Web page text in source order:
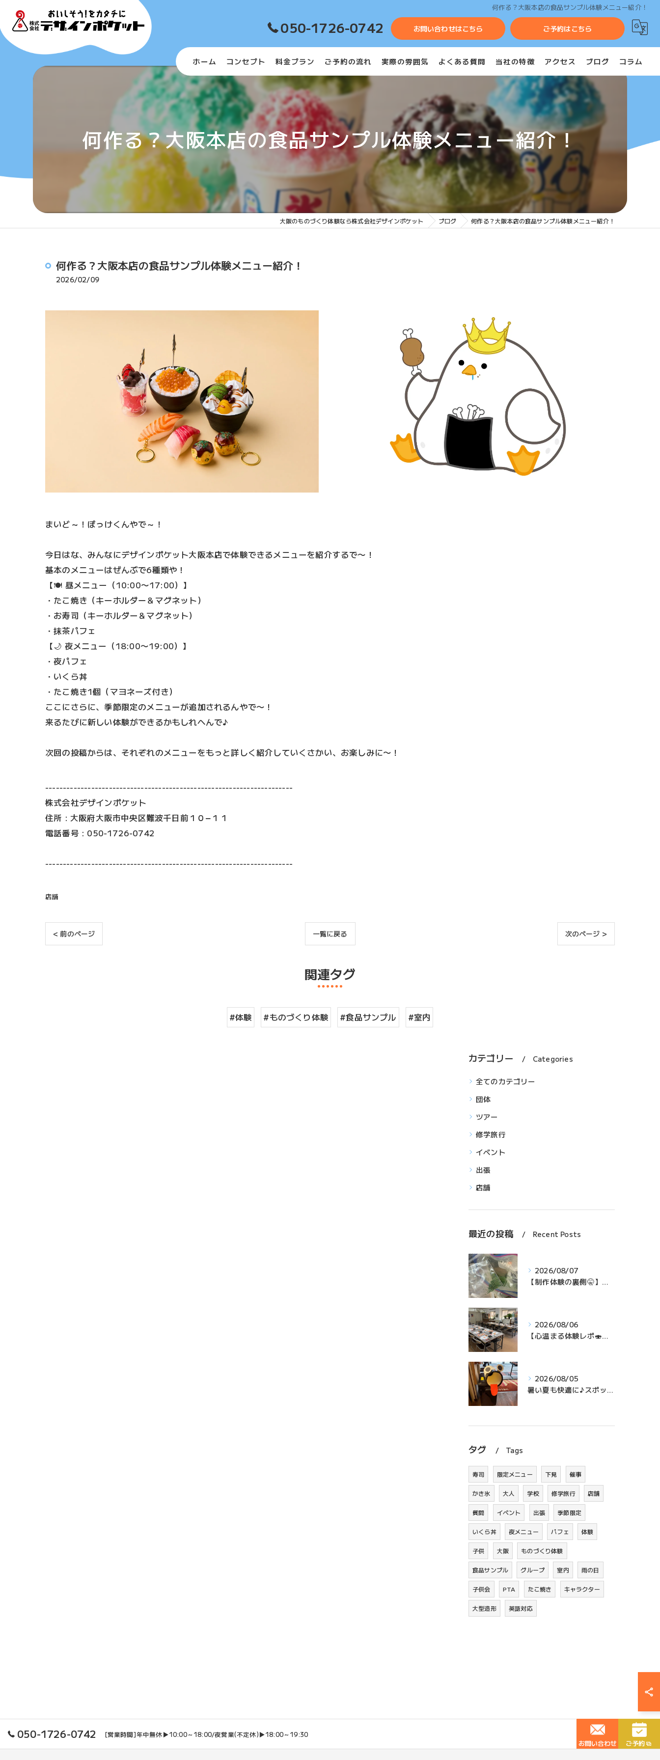
何作る？大阪本店の食品サンプル体験メニュー紹介！
050-1726-0742 お問い合わせはこちら ご予約はこちら
ホーム コンセプト 料金プラン ご予約の流れ 実際の雰囲気 よくある質問 当社の特徴
団体
ツアー
修学旅行
イベント
出張
アクセス ブログ コラム
何作る？大阪本店の食品サンプル体験メニュー紹介！
大阪のものづくり体験なら株式会社デザインポケット ブログ 何作る？大阪本店の食品サンプル体験メニュー紹介！
何作る？大阪本店の食品サンプル体験メニュー紹介！
2026/02/09
まいど～！ぽっけくんやで～！
今日はな、みんなにデザインポケット大阪本店で体験できるメニューを紹介するで〜！
基本のメニューはぜんぶで6種類や！
【🍽 昼メニュー（10:00〜17:00）】
・たこ焼き（キーホルダー＆マグネット）
・お寿司（キーホルダー＆マグネット）
・抹茶パフェ
【🌙 夜メニュー（18:00〜19:00）】
・夜パフェ
・いくら丼
・たこ焼き1個（マヨネーズ付き）
ここにさらに、季節限定のメニューが追加されるんやで〜！
来るたびに新しい体験ができるかもしれへんで♪
次回の投稿からは、それぞれのメニューをもっと詳しく紹介していくさかい、お楽しみに〜！
----------------------------------------------------------------------
株式会社デザインポケット
住所 : 大阪府大阪市中央区難波千日前１０−１１
電話番号 : 050-1726-0742
----------------------------------------------------------------------
店舗
< 前のページ 一覧に戻る 次のページ >
関連タグ
#体験 #ものづくり体験 #食品サンプル #室内
カテゴリー Categories
全てのカテゴリー
団体
ツアー
修学旅行
イベント
出張
店舗
最近の投稿 Recent Posts
2026/08/07
【制作体験の裏側🤫】団体様の準備中！青のりが飛び散らない秘密の工夫とは…？✨
2026/08/06
【心温まる体験レポ🍣】海外の学生さん13名がお寿司作りに挑戦！後日届いた感動メッセージとは…？✨
2026/08/05
暑い夏も快適に♪スポットクーラー設置したら…スタッフの遊び心でキュートな仲間に変身？！
タグ Tags
寿司 限定メニュー 下見 催事
かき氷 大人 学校 修学旅行 店舗
質問 イベント 出張 季節限定
いくら丼 夜メニュー パフェ 体験
子供 大阪 ものづくり体験
食品サンプル グループ 室内 雨の日
子供会 PTA たこ焼き キャラクター
大型造形 英語対応
050-1726-0742
[営業時間]年中無休▶10:00～18:00/夜営業(不定休)▶18:00～19:30
お問い合わせ
ご予約